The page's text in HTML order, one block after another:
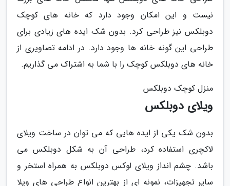
نیست و این امکان وجود دارد که خانه های کوچک
دوبلکس نیز طراحی کرد. بدون شک ایده های زیادی برای
طراحی این گونه خانه ها وجود دارد. در ادامه تصاویری از
خانه های دوبلکس کوچک را با شما به اشتراک می گذاریم.
منزل کوچک دوبلکس
ویلای دوبلکس
بدون شک یکی از ایده هایی که می توان در ساخت ویلای
لاکچری استفاده کرد، طراحی آن به شکل دوبلکس می
باشد. چشم انداز ویلای لوکس دوبلکس به همراه استخر و
سایر تجهیزات، نمونه ای از بهترین انواع طراحی های ویلا